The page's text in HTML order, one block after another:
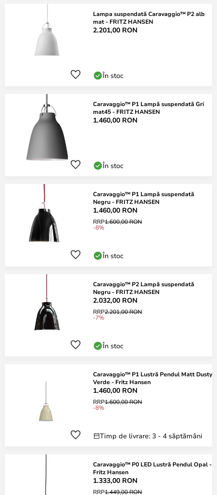
Lampa suspendată Caravaggio™ P2 alb
mat - FRITZ HANSEN
2.201,00 RON
În stoc
Caravaggio™ P1 Lampă suspendată Gri
mat45 - FRITZ HANSEN
1.460,00 RON
În stoc
Caravaggio™ P1 Lampă suspendată
Negru - FRITZ HANSEN
1.460,00 RON
RRP1.600,00 RON
-8%
În stoc
Caravaggio™ P2 Lampă suspendată
Negru - FRITZ HANSEN
2.032,00 RON
RRP2.201,00 RON
-7%
În stoc
Caravaggio™ P1 Lustră Pendul Matt Dusty
Verde - Fritz Hansen
1.460,00 RON
RRP1.600,00 RON
-8%
Timp de livrare: 3 - 4 săptămâni
Caravaggio™ P0 LED Lustră Pendul Opal -
Fritz Hansen
1.333,00 RON
RRP1.449,00 RON